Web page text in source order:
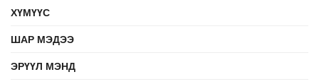
ХҮМҮҮС
ШАР МЭДЭЭ
ЭРҮҮЛ МЭНД